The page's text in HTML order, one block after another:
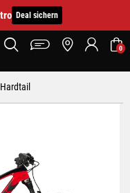
Deal sichern
0